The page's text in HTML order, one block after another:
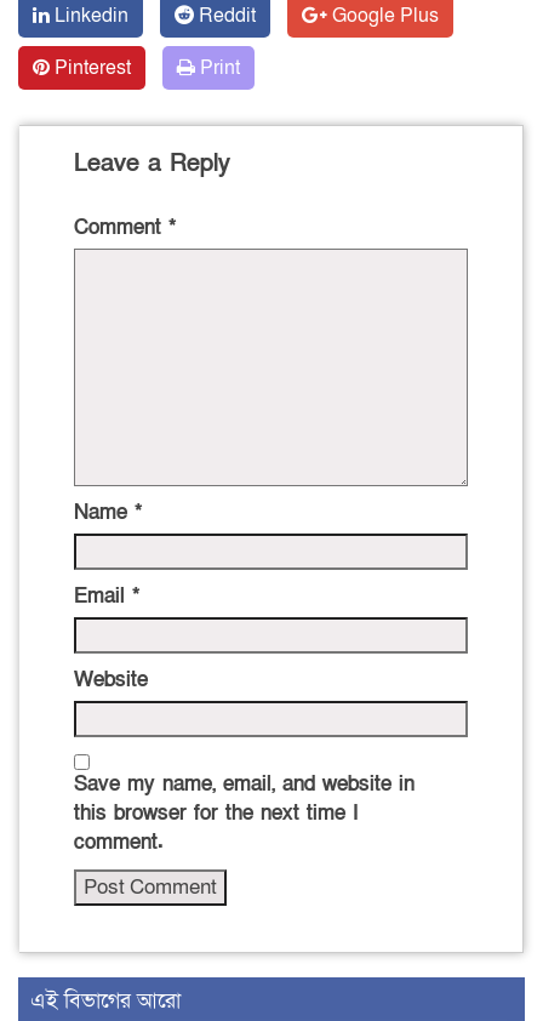
Linkedin
Reddit
Google Plus
Pinterest
Print
Leave a Reply
Comment *
Name *
Email *
Website
Save my name, email, and website in
this browser for the next time I
comment.
এই বিভাগের আরো